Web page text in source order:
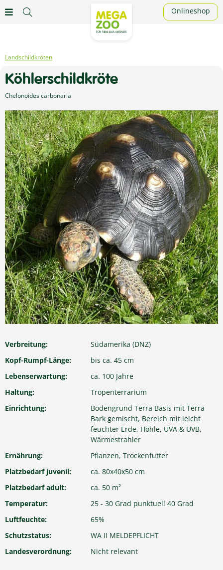
Onlineshop
Landschildkröten
Köhlerschildkröte
Chelonoides carbonaria
Verbreitung:
Südamerika (DNZ)
Kopf-Rumpf-Länge:
bis ca. 45 cm
Lebenserwartung:
ca. 100 Jahre
Haltung:
Tropenterrarium
Einrichtung:
Bodengrund Terra Basis mit Terra
Bark gemischt, Bereich mit leicht
feuchter Erde, Höhle, UVA & UVB,
Wärmestrahler
Ernährung:
Pflanzen, Trockenfutter
Platzbedarf juvenil:
ca. 80x40x50 cm
Platzbedarf adult:
ca. 50 m²
Temperatur:
25 - 30 Grad punktuell 40 Grad
Luftfeuchte:
65%
Schutzstatus:
WA II MELDEPFLICHT
Landesverordnung:
Nicht relevant